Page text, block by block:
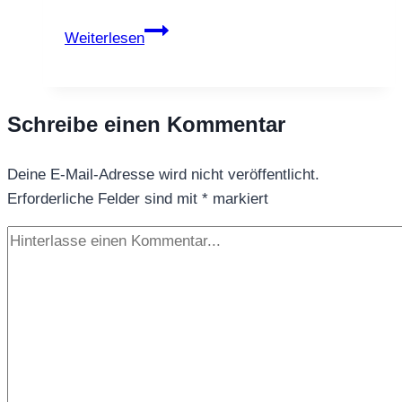
Weiterlesen
Früchtetee
Apfel
exotische
Süße
Schreibe einen Kommentar
Deine E-Mail-Adresse wird nicht veröffentlicht.
Erforderliche Felder sind mit * markiert